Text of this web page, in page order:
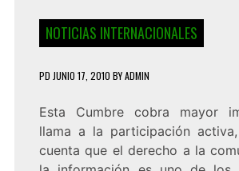
NOTICIAS INTERNACIONALES
PD JUNIO 17, 2010 BYADMIN
Esta Cumbre cobra mayor
llama a la participación
cuenta que el derecho a la